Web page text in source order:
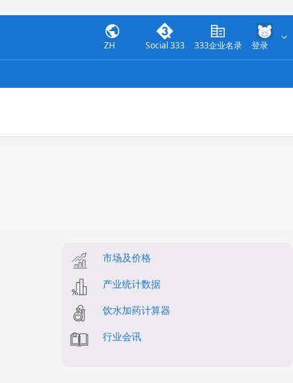
ZH Social 333 333企业名录 登录
市场及价格
产业统计数据
饮水加药计算器
行业会讯